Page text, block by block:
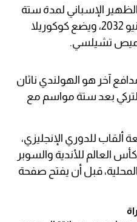
الإسباني لمدة ستة
مواسم، ليستمر عقده حتى يونيو 2032، ويضع كوكوريلا
تشيلسي.
آخر هو الهولندي ناثان
بعد ستة مواسم مع
ألقاب للدوري الإنجليزي،
العالم للأندية والسوبر
قبل أن يفتح صفحة